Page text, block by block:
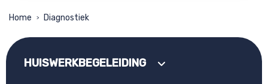
Home > Diagnostiek
HUISWERKBEGELEIDING